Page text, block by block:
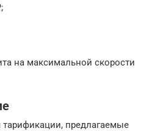
на максимальной скорости
тарификации, предлагаемые